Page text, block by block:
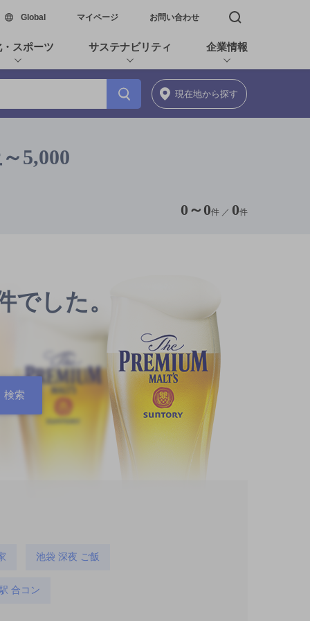
Global新しいウィンドウで開く
マイページ お問い合わせ 検索窓を開く
スポーツ サステナビリティ 企業情報
現在地から探す
5,000
0 ～ 0件 ／ 0件
でした。
池袋 深夜 ご飯
合コン